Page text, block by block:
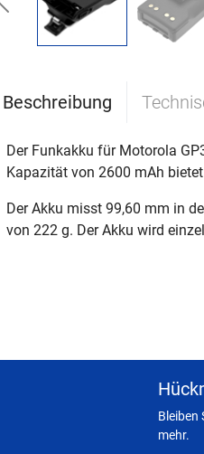
Previous
Beschreibung
Der Funkakku für Motorola
Kapazität von 2600 mAh
Der Akku misst 99,60 mm in
von 222 g. Der Akku wird
Bleiben
mehr.